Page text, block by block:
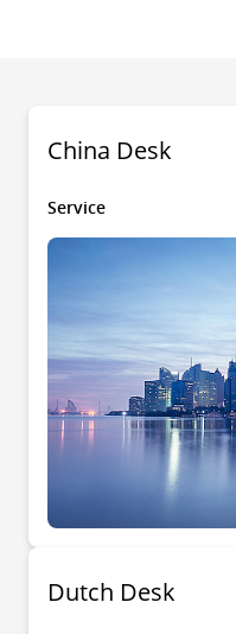
China Desk
Service
Dutch Desk